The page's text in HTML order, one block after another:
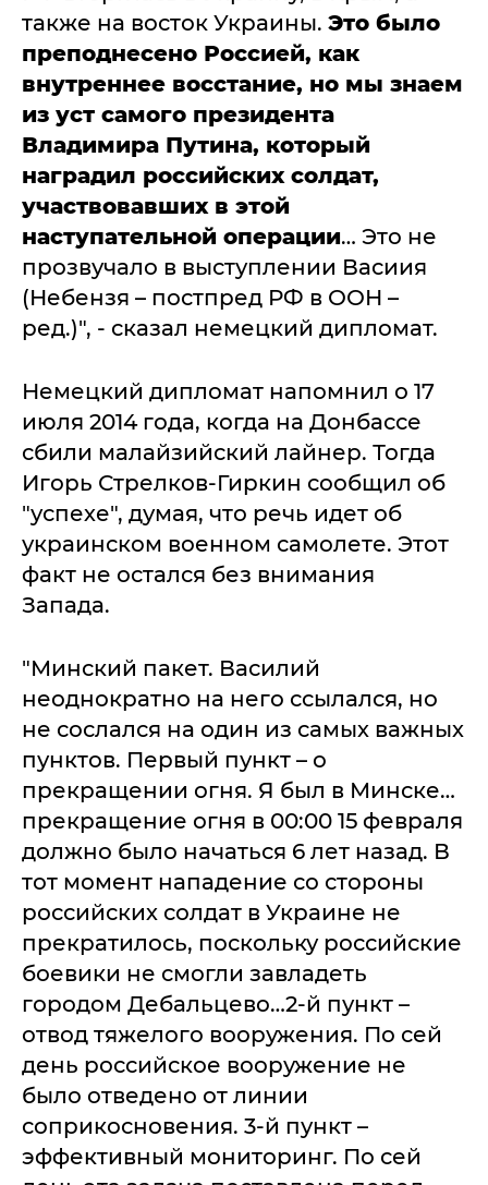
также на восток Украины. Это было
преподнесено Россией, как
внутреннее восстание, но мы знаем
из уст самого президента
Владимира Путина, который
наградил российских солдат,
участвовавших в этой
наступательной операции… Это не
прозвучало в выступлении Васиия
(Небензя – постпред РФ в ООН –
ред.)", - сказал немецкий дипломат.
Немецкий дипломат напомнил о 17
июля 2014 года, когда на Донбассе
сбили малайзийский лайнер. Тогда
Игорь Стрелков-Гиркин сообщил об
"успехе", думая, что речь идет об
украинском военном самолете. Этот
факт не остался без внимания
Запада.
"Минский пакет. Василий
неоднократно на него ссылался, но
не сослался на один из самых важных
пунктов. Первый пункт – о
прекращении огня. Я был в Минске…
прекращение огня в 00:00 15 февраля
должно было начаться 6 лет назад. В
тот момент нападение со стороны
российских солдат в Украине не
прекратилось, поскольку российские
боевики не смогли завладеть
городом Дебальцево…2-й пункт –
отвод тяжелого вооружения. По сей
день российское вооружение не
было отведено от линии
соприкосновения. 3-й пункт –
эффективный мониторинг. По сей